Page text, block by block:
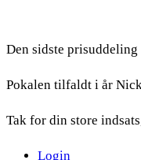
Den sidste prisuddeling
Pokalen tilfaldt i år
Tak for din store
Login